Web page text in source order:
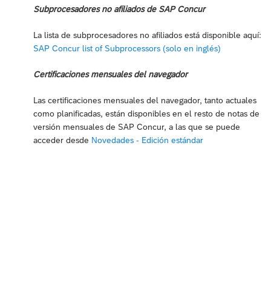
Subprocesadores no afiliados de SAP Concur
La lista de subprocesadores no afiliados está disponible aquí:
SAP Concur list of Subprocessors (solo en inglés)
Certificaciones mensuales del navegador
Las certificaciones mensuales del navegador, tanto actuales
como planificadas, están disponibles en el resto de notas de
versión mensuales de SAP Concur, a las que se puede
acceder desde Novedades - Edición estándar